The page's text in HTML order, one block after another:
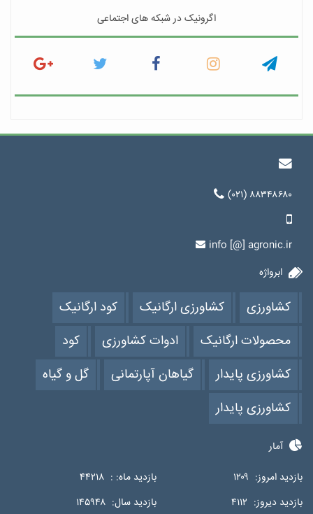
اگرونیک در شبکه های اجتماعی
(۰۲۱) ۸۸۳۴۸۶۸۰
info [@] agronic.ir
ابرواژه
کشاورزی کشاورزی ارگانیک
کود ارگانیک
محصولات ارگانیک
ادوات کشاورزی
کود
کشاورزی پایدار
گیاهان آپارتمانی
گل و گیاه
کشاورزی پایدار
آمار
بازدید امروز: ۱۲۰۹ بازدید ماه: : ۴۴۲۱۸
بازدید دیروز: ۴۱۱۲ بازدید سال: ۱۴۵۹۴۸